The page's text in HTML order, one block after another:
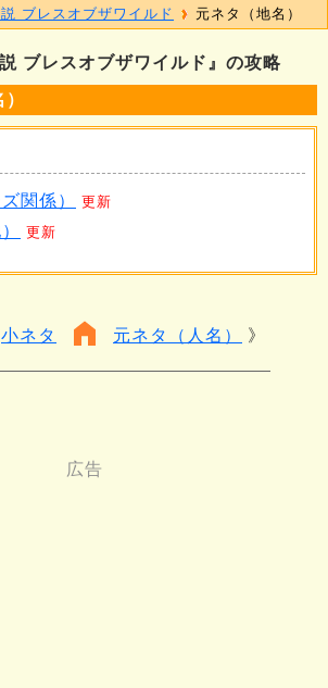
説 ブレスオブザワイルド』の攻略
関係） 更新
更新
小ネタ 元ネタ（人名）
ブレスオブザワイルド 元ネタ（地名）